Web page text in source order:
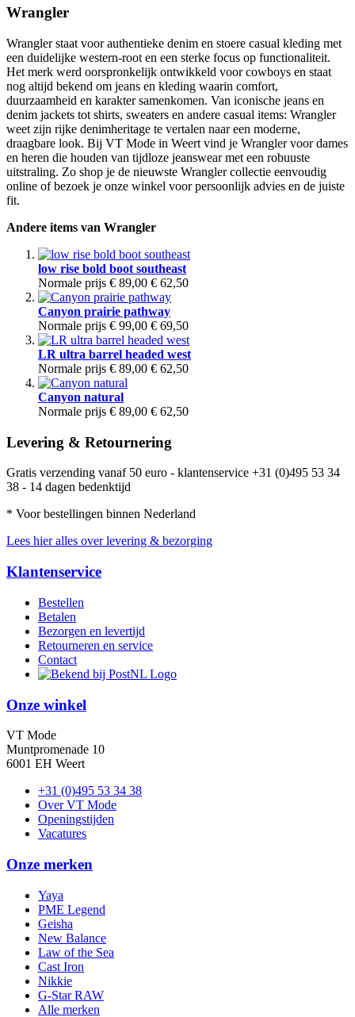
Wrangler
Wrangler staat voor authentieke denim en stoere casual kleding met
een duidelijke western-root en een sterke focus op functionaliteit.
Het merk werd oorspronkelijk ontwikkeld voor cowboys en staat
nog altijd bekend om jeans en kleding waarin comfort,
duurzaamheid en karakter samenkomen. Van iconische jeans en
denim jackets tot shirts, sweaters en andere casual items: Wrangler
weet zijn rijke denimheritage te vertalen naar een moderne,
draagbare look. Bij VT Mode in Weert vind je Wrangler voor dames
en heren die houden van tijdloze jeanswear met een robuuste
uitstraling. Zo shop je de nieuwste Wrangler collectie eenvoudig
online of bezoek je onze winkel voor persoonlijk advies en de juiste
fit.
Andere items van Wrangler
low rise bold boot southeast
Normale prijs € 89,00 € 62,50
Canyon prairie pathway
Normale prijs € 99,00 € 69,50
LR ultra barrel headed west
Normale prijs € 89,00 € 62,50
Canyon natural
Normale prijs € 89,00 € 62,50
Levering & Retournering
Gratis verzending vanaf 50 euro - klantenservice +31 (0)495 53 34
38 - 14 dagen bedenktijd
* Voor bestellingen binnen Nederland
Lees hier alles over levering & bezorging
Klantenservice
Bestellen
Betalen
Bezorgen en levertijd
Retourneren en service
Contact
Onze winkel
VT Mode
Muntpromenade 10
6001 EH Weert
+31 (0)495 53 34 38
Over VT Mode
Openingstijden
Vacatures
Onze merken
Yaya
PME Legend
Geisha
New Balance
Law of the Sea
Cast Iron
Nikkie
G-Star RAW
Alle merken